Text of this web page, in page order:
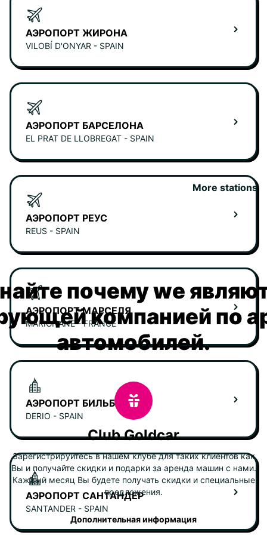
АЭРОПОРТ ЖИРОНА
VILOBÍ D'ONYAR - SPAIN
АЭРОПОРТ БАРСЕЛОНА
EL PRAT DE LLOBREGAT - SPAIN
АЭРОПОРТ РЕУС
REUS - SPAIN
АЭРОПОРТ МАРСЕЛЯ
MARIGNANE - FRANCE
АЭРОПОРТ БИЛЬБАО
DERIO - SPAIN
АЭРОПОРТ САНТАНДЕР
SANTANDER - SPAIN
More stations
почему we
компанией по
автомобилей.
Club Goldcar
Зарегистрируйтесь в нашем клубе для таких клиентов как
Вы и получайте скидки и подарки за аренда машин с нами.
Каждый месяц Вы будете получать скидки и специальные
предложения.
Дополнительная информация